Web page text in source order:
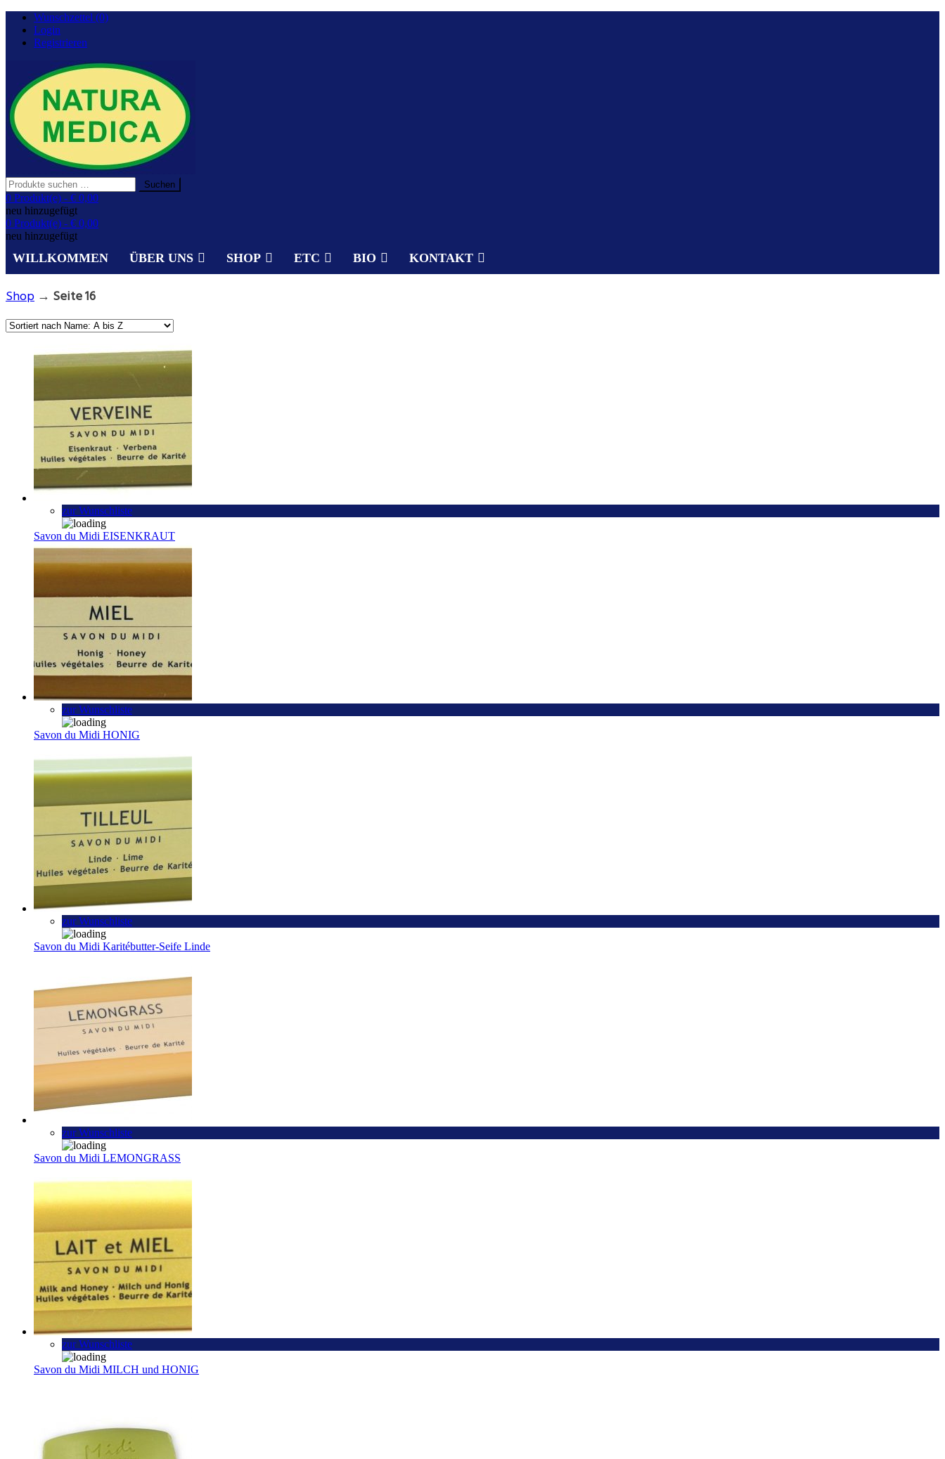
Zurück
zum
Inhalt
Wunschzettel (0)
Login
Registrieren
NATURA MEDICA
Gesundheit aus der Natur.
Suchen
nach:
Suchen
0 Produkt(e) - € 0,00
neu hinzugefügt
0 Produkt(e) - € 0,00
neu hinzugefügt
WILLKOMMEN ÜBER UNS SHOP ETC BIO KONTAKT
Shop → Seite 16
zur Wunschliste
Savon du Midi EISENKRAUT
zur Wunschliste
Savon du Midi HONIG
zur Wunschliste
Savon du Midi Karitébutter-Seife Linde
zur Wunschliste
Savon du Midi LEMONGRASS
zur Wunschliste
Savon du Midi MILCH und HONIG